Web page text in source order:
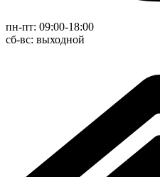
пн-пт: 09:00-18:00
cб-вс: выходной